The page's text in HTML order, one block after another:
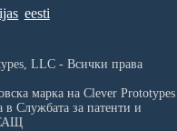
eesti
LLC - Всички права
марка на Clever
в Службата за патенти и